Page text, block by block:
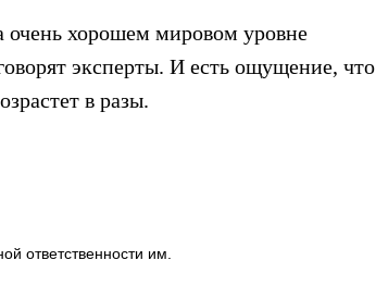
очень хорошем мировом уровне
эксперты. И есть ощущение, что
в разы.
ответственности им.